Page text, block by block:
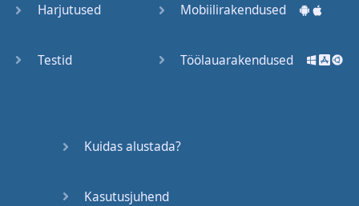
Harjutused
Testid
Mobiilirakendused
Töölauarakendused
Kuidas alustada?
Kasutusjuhend